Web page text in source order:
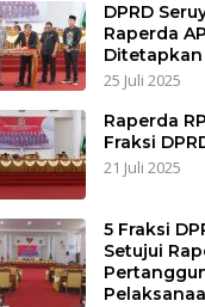
DPRD
Raperda
25 Juli 2025
Raperda
Fraksi
21 Juli 2025
5 Fraksi
Setujui